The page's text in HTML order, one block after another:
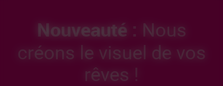
Nouveauté : Nous
créons le visuel de vos
rêves !